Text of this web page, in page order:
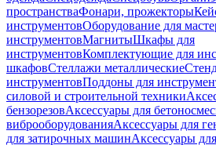
пространстваФонари, прожекторы
инструментовОборудование для
инструментовМагнитыШкафы для
инструментовКомплектующие для
шкафовСтеллажи металлические
инструментовПоддоны для
силовой и строительной техники
бензорезовАксессуары для
виброоборудованияАксессуары для
для затирочных машинАксессуары